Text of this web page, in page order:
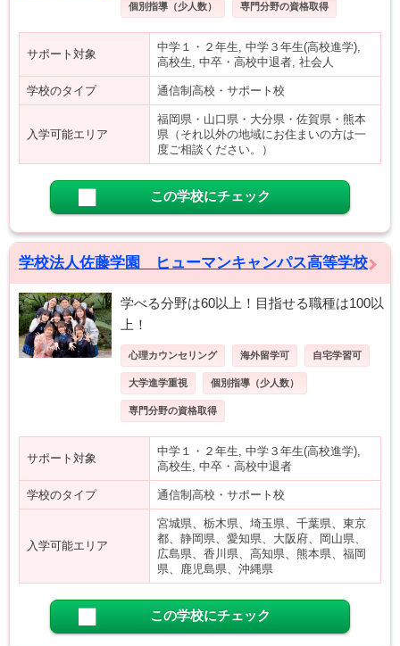
個別指導（少人数） 専門分野の資格取得
サポート対象
中学１・２年生, 中学３年生(高校進学),
高校生, 中卒・高校中退者, 社会人
学校のタイプ 通信制高校・サポート校
入学可能エリア
福岡県・山口県・大分県・佐賀県・熊本
県（それ以外の地域にお住まいの方は一
度ご相談ください。）
この学校にチェック
学校法人佐藤学園 ヒューマンキャンパス高等学校
学べる分野は60以上！目指せる職種は100以
上！
心理カウンセリング 海外留学可 自宅学習可
大学進学重視 個別指導（少人数）
専門分野の資格取得
サポート対象
中学１・２年生, 中学３年生(高校進学),
高校生, 中卒・高校中退者
学校のタイプ 通信制高校・サポート校
入学可能エリア
宮城県、栃木県、埼玉県、千葉県、東京
都、静岡県、愛知県、大阪府、岡山県、
広島県、香川県、高知県、熊本県、福岡
県、鹿児島県、沖縄県
この学校にチェック